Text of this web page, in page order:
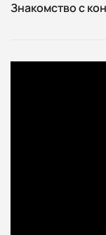
Знакомство с